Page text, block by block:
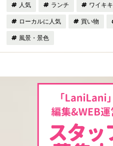
人気 ランチ ワイキキ
ローカルに人気 買い物
風景・景色